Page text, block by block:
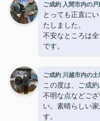
ご成約 入間市内の
とっても正直に
たしました。
不安なところは
です。
ご成約 川越市内の
この度は、ご成
不明な点などご
い。素晴らしい
す。